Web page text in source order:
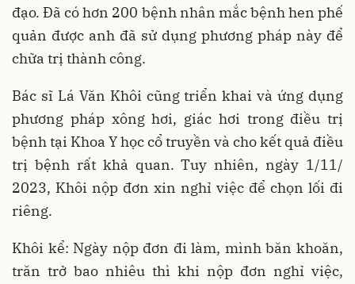
đạo. Đã có hơn 200 bệnh nhân mắc bệnh hen phế
quản được anh đã sử dụng phương pháp này để
chữa trị thành công.
Bác sĩ Lá Văn Khôi cũng triển khai và ứng dụng
phương pháp xông hơi, giác hơi trong điều trị
bệnh tại Khoa Y học cổ truyền và cho kết quả điều
trị bệnh rất khả quan. Tuy nhiên, ngày 1/11/
2023, Khôi nộp đơn xin nghỉ việc để chọn lối đi
riêng.
Khôi kể: Ngày nộp đơn đi làm, mình băn khoăn,
trăn trở bao nhiêu thì khi nộp đơn nghỉ việc,